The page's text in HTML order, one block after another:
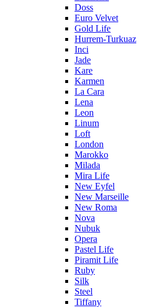
Doss
Euro Velvet
Gold Life
Hurrem-Turkuaz
Inci
Jade
Kare
Karmen
La Cara
Lena
Leon
Linum
Loft
London
Marokko
Milada
Mira Life
New Eyfel
New Marseille
New Roma
Nova
Nubuk
Opera
Pastel Life
Piramit Life
Ruby
Silk
Steel
Tiffany